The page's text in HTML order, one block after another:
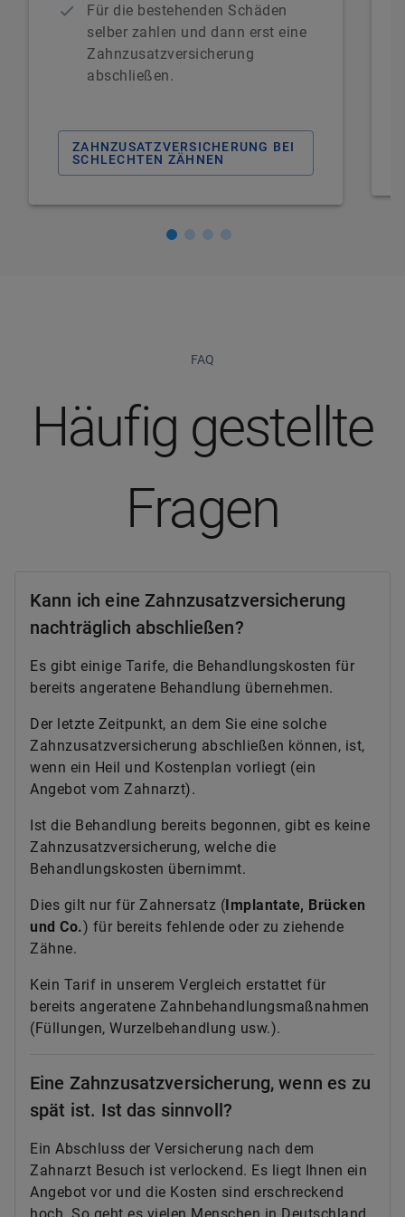
Für die bestehenden Schäden
selber zahlen und dann erst eine
Zahnzusatzversicherung
abschließen.
ZAHNZUSATZVERSICHERUNG BEI
SCHLECHTEN ZÄHNEN
FAQ
Häufig gestellte
Fragen
Kann ich eine Zahnzusatzversicherung
nachträglich abschließen?
Es gibt einige Tarife, die Behandlungskosten für
bereits angeratene Behandlung übernehmen.
Der letzte Zeitpunkt, an dem Sie eine solche
Zahnzusatzversicherung abschließen können, ist,
wenn ein Heil und Kostenplan vorliegt (ein
Angebot vom Zahnarzt).
Ist die Behandlung bereits begonnen, gibt es keine
Zahnzusatzversicherung, welche die
Behandlungskosten übernimmt.
Dies gilt nur für Zahnersatz (Implantate, Brücken
und Co.) für bereits fehlende oder zu ziehende
Zähne.
Kein Tarif in unserem Vergleich erstattet für
bereits angeratene Zahnbehandlungsmaßnahmen
(Füllungen, Wurzelbehandlung usw.).
Eine Zahnzusatzversicherung, wenn es zu
spät ist. Ist das sinnvoll?
Ein Abschluss der Versicherung nach dem
Zahnarzt Besuch ist verlockend. Es liegt Ihnen ein
Angebot vor und die Kosten sind erschreckend